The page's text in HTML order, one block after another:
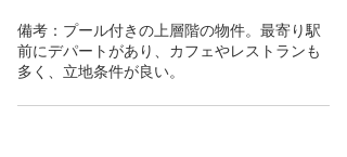
備考：プール付きの上層階の物件。最寄り駅
前にデパートがあり、カフェやレストランも
多く、立地条件が良い。